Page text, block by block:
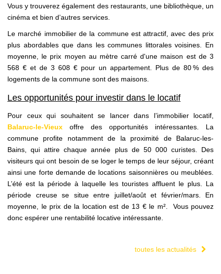
Vous y trouverez également des restaurants, une bibliothèque, un
cinéma et bien d’autres services.
Le marché immobilier de la commune est attractif, avec des prix
plus abordables que dans les communes littorales voisines. En
moyenne, le prix moyen au mètre carré d'une maison est de 3
568 € et de 3 608 € pour un appartement. Plus de 80 % des
logements de la commune sont des maisons.
Les opportunités pour investir dans le locatif
Pour ceux qui souhaitent se lancer dans l’immobilier locatif,
Balaruc-le-Vieux offre des opportunités intéressantes. La
commune profite notamment de la proximité de Balaruc-les-
Bains, qui attire chaque année plus de 50 000 curistes. Des
visiteurs qui ont besoin de se loger le temps de leur séjour, créant
ainsi une forte demande de locations saisonnières ou meublées.
L’été est la période à laquelle les touristes affluent le plus. La
période creuse se situe entre juillet/août et février/mars. En
moyenne, le prix de la location est de 13 € le m². Vous pouvez
donc espérer une rentabilité locative intéressante.
toutes les actualités